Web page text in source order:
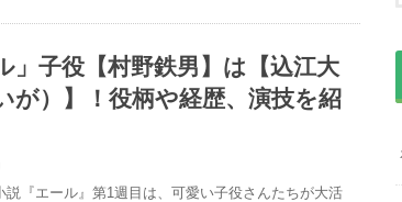
」子役【村野鉄男】は【込江大
が）】！役柄や経歴、演技を紹
説『エール』第1週目は、可愛い子役さんたちが大活